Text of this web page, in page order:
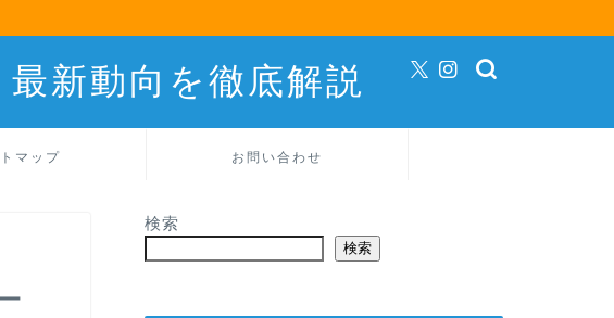
新動向を徹底解説
マップ お問い合わせ
検索
検索